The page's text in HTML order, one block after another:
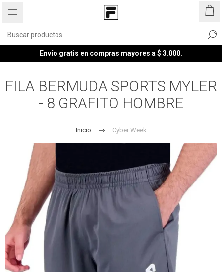
Envío gratis en compras mayores a $ 3.000.
FILA BERMUDA SPORTS MYLER
- 8 GRAFITO HOMBRE
Inicio Cyber Week